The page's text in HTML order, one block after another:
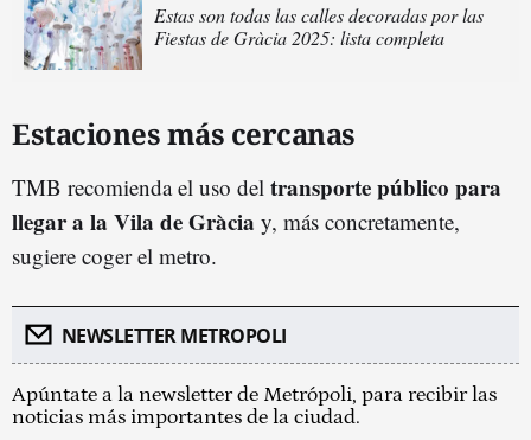
Estas son todas las calles decoradas por las
Fiestas de Gràcia 2025: lista completa
Estaciones más cercanas
TMB recomienda el uso del transporte público para
llegar a la Vila de Gràcia y, más concretamente,
sugiere coger el metro.
NEWSLETTER METROPOLI
Apúntate a la newsletter de Metrópoli, para recibir las
noticias más importantes de la ciudad.